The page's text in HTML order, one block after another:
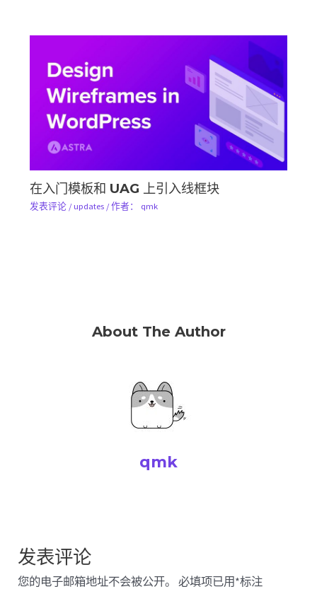
在入门模板和 UAG 上引入线框块
发表评论 /updates/ 作者： qmk
About The Author
qmk
发表评论
您的电子邮箱地址不会被公开。 必填项已用*标注